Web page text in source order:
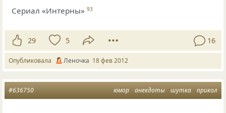
Сериал «Интерны» 93
29 5 16
Опубликовала Леночка 18 фев 2012
юмор анекдоты шутка прикол
#636750